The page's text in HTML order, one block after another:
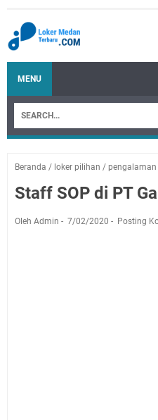
MENU
Beranda / loker pilihan / pengalaman
Staff SOP di PT
Oleh Admin 7/02/2020 Posting